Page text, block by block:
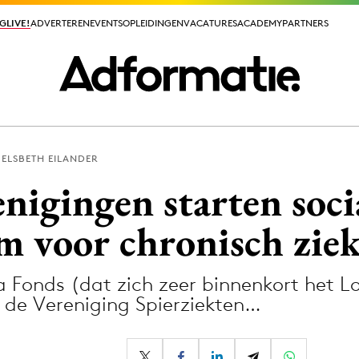
ADVERTERENEVENTSOPLEIDINGENVACATURESACADEMYPARTNERS
ADVERTERENEVENTSOPLEIDINGENVACATURESACADEMYPARTNERS
Media
Merkstrategie
PR
ELSBETH EILANDER
starten
voor chronisch
Fonds (dat zich zeer binnenkort het
Vereniging Spierziekten…